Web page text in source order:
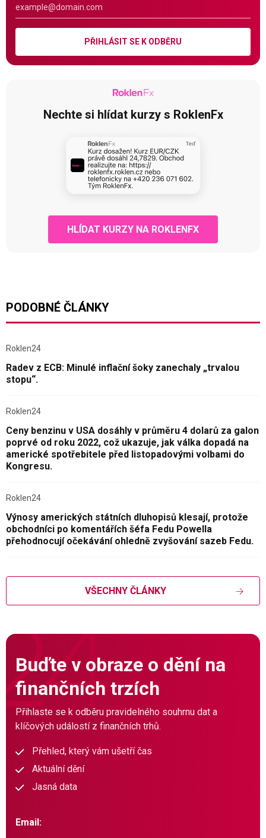
PŘIHLÁSIT SE K ODBĚRU
Nechte si hlídat kurzy s RoklenFx
HLÍDAT KURZY NA ROKLENFX
PODOBNÉ ČLÁNKY
Roklen24
Radev z ECB: Minulé inflační šoky zanechaly „trvalou
stopu“.
Roklen24
Ceny benzinu v USA dosáhly v průměru 4 dolarů za galon
poprvé od roku 2022, což ukazuje, jak válka dopadá na
americké spotřebitele před listopadovými volbami do
Kongresu.
Roklen24
Výnosy amerických státních dluhopisů klesají, protože
obchodníci po komentářích šéfa Fedu Powella
přehodnocují očekávání ohledně zvyšování sazeb Fedu.
VŠECHNY ČLÁNKY
Buďte v obraze o dění na
finančních trzích
Přihlaste se k odběru pravidelného souhrnu dat a
klíčových událostí z finančních trhů.
Přehled, který vám ušetří čas
Aktuální dění
Jasná data
Email: